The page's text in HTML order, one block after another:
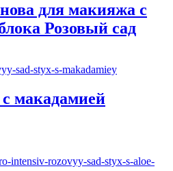
для макияжа с
Розовый сад
макадамией